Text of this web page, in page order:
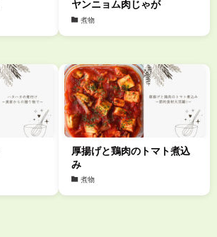
ヤンニョム肉じゃが
煮物
厚揚げと鶏肉のトマト煮込
み
煮物